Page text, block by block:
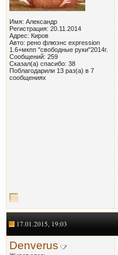
Имя: Александр
Регистрация: 20.11.2014
Адрес: Киров
Авто: рено флюэнс expression
1.6+мкпп "свободные руки"2014г.
Сообщений: 259
Сказал(а) спасибо: 38
Поблагодарили 13 раз(а) в 7
сообщениях
17.01.2015, 19:03
Denverus